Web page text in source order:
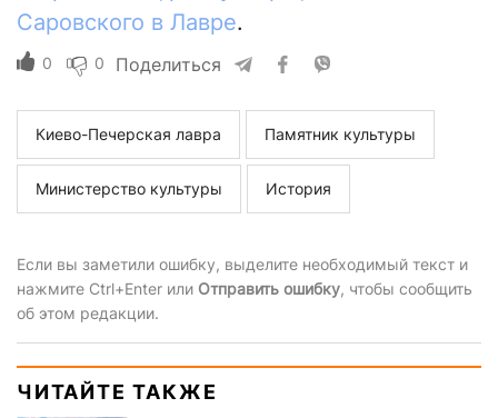
Саровского в Лавре.
0 0 Поделиться
Киево-Печерская лавра Памятник культуры
Министерство культуры История
Если вы заметили ошибку, выделите необходимый текст и
нажмите Ctrl+Enter или Отправить ошибку, чтобы сообщить
об этом редакции.
ЧИТАЙТЕ ТАКЖЕ